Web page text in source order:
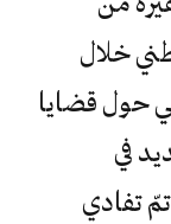
خلال
حول قضايا
في
لعام 2011 أين تمّ تفادي